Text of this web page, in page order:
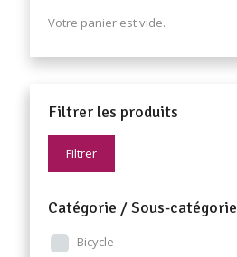
Votre panier est vide.
Filtrer les produits
Filtrer
Catégorie / Sous-catégorie
Bicycle